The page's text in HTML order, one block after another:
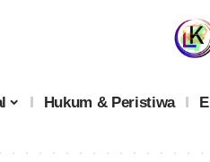
Hukum & Peristiwa